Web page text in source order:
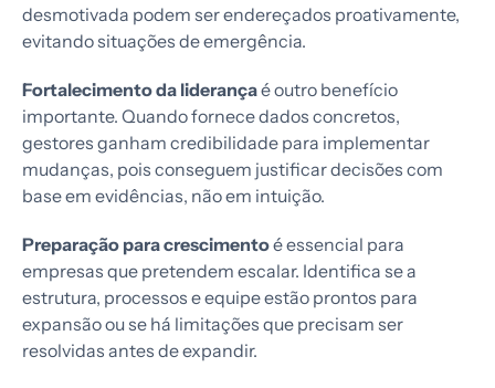
desmotivada podem ser endereçados proativamente,
evitando situações de emergência.
Fortalecimento da liderançaé outro benefício
importante. Quando fornece dados concretos,
gestores ganham credibilidade para implementar
mudanças, pois conseguem justificar decisões com
base em evidências, não em intuição.
Preparação para crescimentoé essencial para
empresas que pretendem escalar. Identifica se a
estrutura, processos e equipe estão prontos para
expansão ou se há limitações que precisam ser
resolvidas antes de expandir.